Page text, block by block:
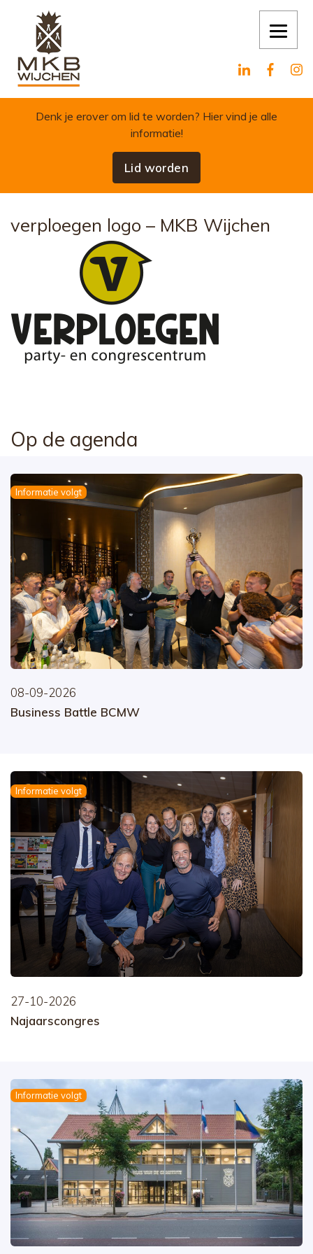
Skip to content
Denk je erover om lid te worden? Hier vind je alle
informatie!
Lid worden
verploegen logo – MKB Wijchen
Op de agenda
Informatie volgt
08-09-2026
Business Battle BCMW
Informatie volgt
27-10-2026
Najaarscongres
Informatie volgt